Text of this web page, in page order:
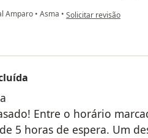
Amparo • Asma • na opinião do utilizador
Solicitar revisão
Entre o horário
5 horas de espera. Um